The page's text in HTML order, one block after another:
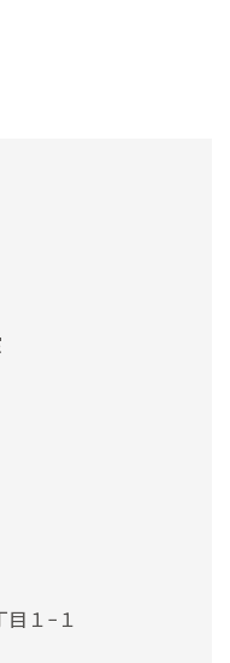
目１−１